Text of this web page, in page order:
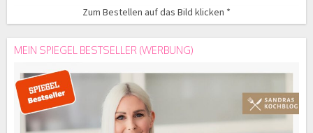
Zum Bestellen auf das Bild klicken *
MEIN SPIEGEL BESTSELLER (WERBUNG)